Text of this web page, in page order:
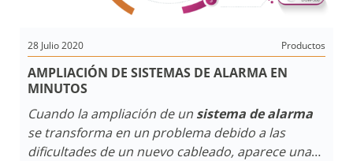
28 Julio 2020 Productos
AMPLIACIÓN DE SISTEMAS DE ALARMA EN
MINUTOS
Cuando la ampliación de un sistema de alarma
se transforma en un problema debido a las
dificultades de un nuevo cableado, aparece una